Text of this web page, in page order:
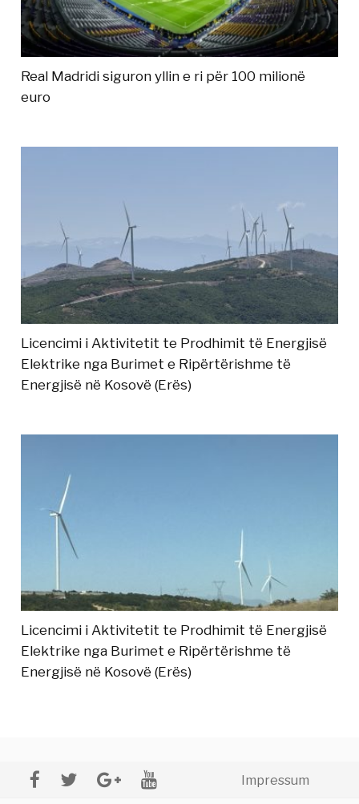
Real Madridi siguron yllin e ri për 100 milionë
euro
Licencimi i Aktivitetit te Prodhimit të Energjisë
Elektrike nga Burimet e Ripërtërishme të
Energjisë në Kosovë (Erës)
Licencimi i Aktivitetit te Prodhimit të Energjisë
Elektrike nga Burimet e Ripërtërishme të
Energjisë në Kosovë (Erës)
Impressum